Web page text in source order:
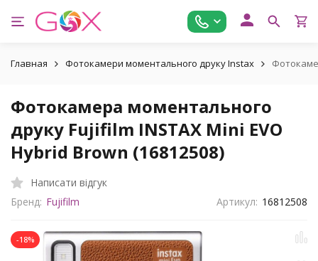
Главная Фотокамери моментального друку Instax
Фотокамера моментального
друку Fujifilm INSTAX Mini EVO
Hybrid Brown (16812508)
Написати відгук
Бренд: Fujifilm Артикул: 16812508
-18%